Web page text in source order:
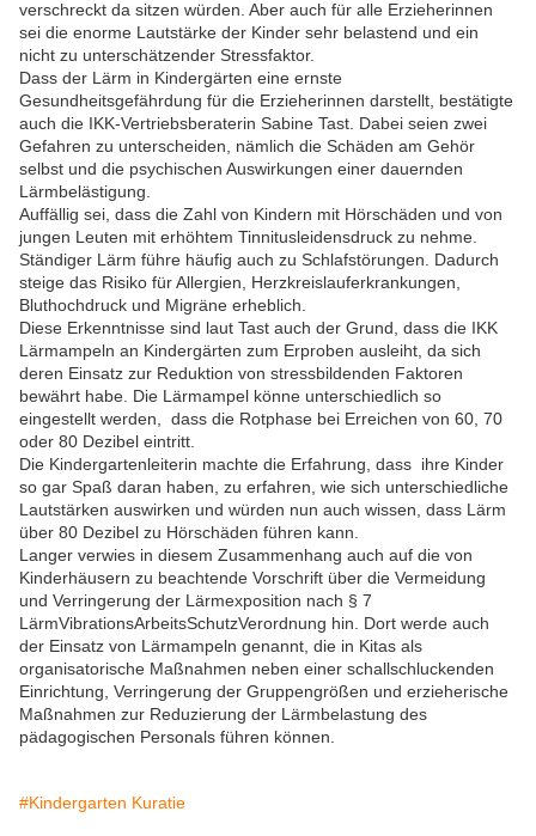
verschreckt da sitzen würden. Aber auch für alle Erzieherinnen
sei die enorme Lautstärke der Kinder sehr belastend und ein
nicht zu unterschätzender Stressfaktor.
Dass der Lärm in Kindergärten eine ernste
Gesundheitsgefährdung für die Erzieherinnen darstellt, bestätigte
auch die IKK-Vertriebsberaterin Sabine Tast. Dabei seien zwei
Gefahren zu unterscheiden, nämlich die Schäden am Gehör
selbst und die psychischen Auswirkungen einer dauernden
Lärmbelästigung.
Auffällig sei, dass die Zahl von Kindern mit Hörschäden und von
jungen Leuten mit erhöhtem Tinnitusleidensdruck zu nehme.
Ständiger Lärm führe häufig auch zu Schlafstörungen. Dadurch
steige das Risiko für Allergien, Herzkreislauferkrankungen,
Bluthochdruck und Migräne erheblich.
Diese Erkenntnisse sind laut Tast auch der Grund, dass die IKK
Lärmampeln an Kindergärten zum Erproben ausleiht, da sich
deren Einsatz zur Reduktion von stressbildenden Faktoren
bewährt habe. Die Lärmampel könne unterschiedlich so
eingestellt werden, dass die Rotphase bei Erreichen von 60, 70
oder 80 Dezibel eintritt.
Die Kindergartenleiterin machte die Erfahrung, dass ihre Kinder
so gar Spaß daran haben, zu erfahren, wie sich unterschiedliche
Lautstärken auswirken und würden nun auch wissen, dass Lärm
über 80 Dezibel zu Hörschäden führen kann.
Langer verwies in diesem Zusammenhang auch auf die von
Kinderhäusern zu beachtende Vorschrift über die Vermeidung
und Verringerung der Lärmexposition nach § 7
LärmVibrationsArbeitsSchutzVerordnung hin. Dort werde auch
der Einsatz von Lärmampeln genannt, die in Kitas als
organisatorische Maßnahmen neben einer schallschluckenden
Einrichtung, Verringerung der Gruppengrößen und erzieherische
Maßnahmen zur Reduzierung der Lärmbelastung des
pädagogischen Personals führen können.
#Kindergarten Kuratie